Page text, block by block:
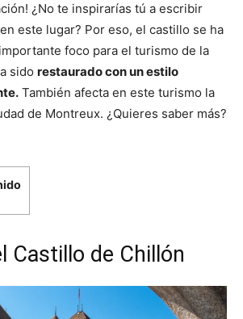
¿No te inspirarías tú a escribir
este lugar? Por eso, el castillo se ha
foco para el turismo de la
sido restaurado con un estilo
También afecta en este turismo la
de Montreux. ¿Quieres saber más?
Castillo de Chillón